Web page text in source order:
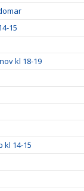
15
kl 18-19
kl 14-15